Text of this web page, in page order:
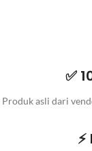
✅
Produk asli dari